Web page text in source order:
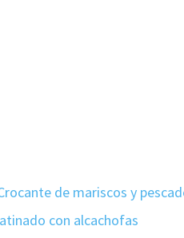
de mariscos y
con alcachofas